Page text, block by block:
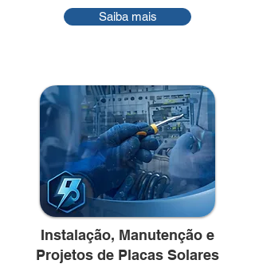
Saiba mais
Instalação, Manutenção e
Projetos de Placas Solares